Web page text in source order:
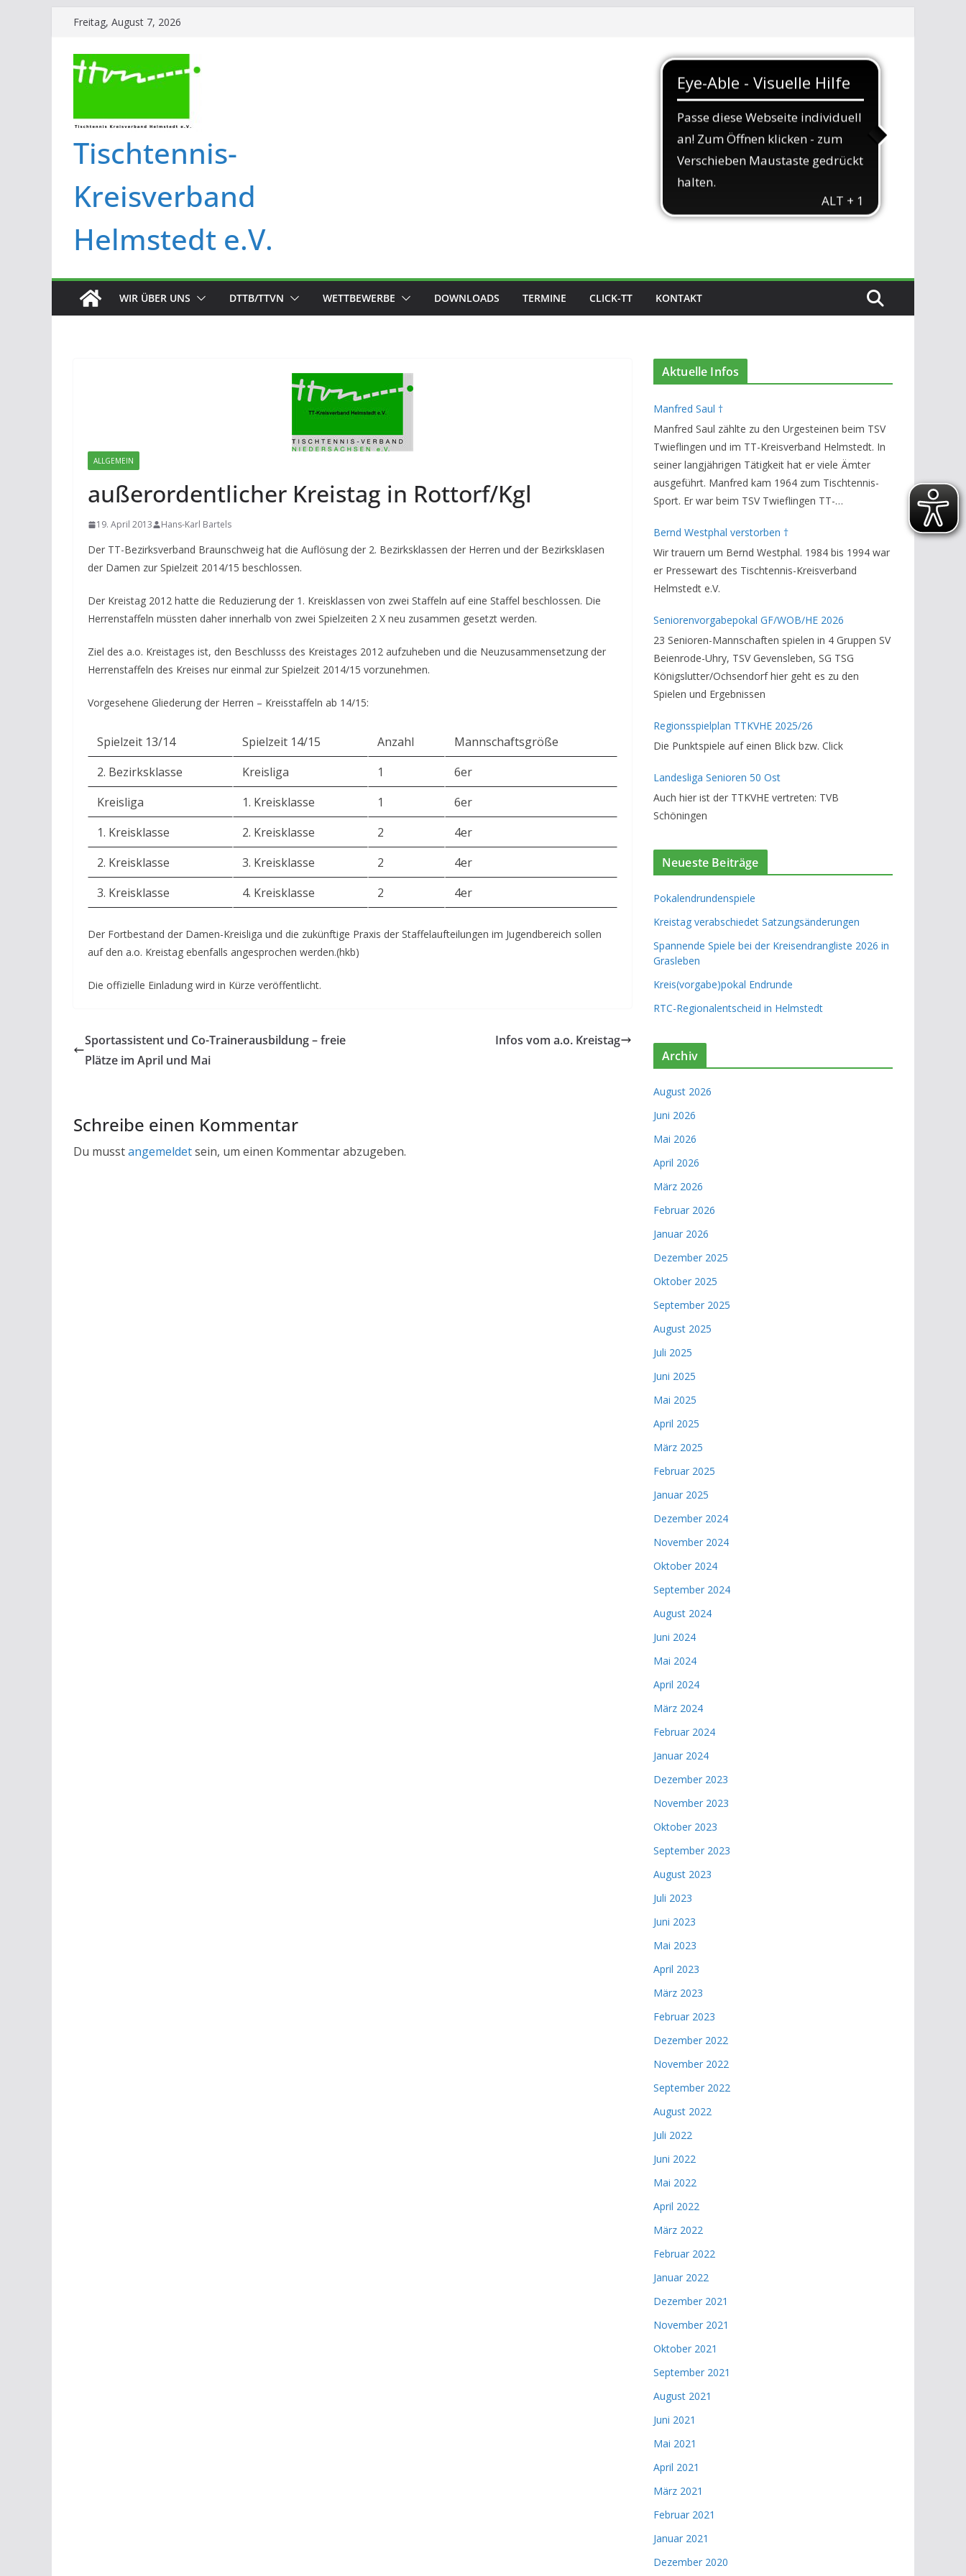
Freitag, August 7, 2026
Tischtennis-
Kreisverband
Helmstedt e.V.
WIR ÜBER UNS DTTB/TTVN WETTBEWERBE DOWNLOADS TERMINE CLICK-TT KONTAKT
ALLGEMEIN
außerordentlicher Kreistag in Rottorf/Kgl
19. April 2013 Hans-Karl Bartels
Der TT-Bezirksverband Braunschweig hat die Auflösung der 2. Bezirksklassen der Herren und der Bezirksklasen
der Damen zur Spielzeit 2014/15 beschlossen.
Der Kreistag 2012 hatte die Reduzierung der 1. Kreisklassen von zwei Staffeln auf eine Staffel beschlossen. Die
Herrenstaffeln müssten daher innerhalb von zwei Spielzeiten 2 X neu zusammen gesetzt werden.
Ziel des a.o. Kreistages ist, den Beschlusss des Kreistages 2012 aufzuheben und die Neuzusammensetzung der
Herrenstaffeln des Kreises nur einmal zur Spielzeit 2014/15 vorzunehmen.
Vorgesehene Gliederung der Herren – Kreisstaffeln ab 14/15:
Spielzeit 13/14 Spielzeit 14/15 Anzahl
Mannschaftsgröße
2. Bezirksklasse
Kreisliga 1
6er
Kreisliga
1. Kreisklasse 1
6er
1. Kreisklasse
2. Kreisklasse 2
4er
2. Kreisklasse
3. Kreisklasse 2
4er
3. Kreisklasse
4. Kreisklasse 2 4er
Der Fortbestand der Damen-Kreisliga und die zukünftige Praxis der Staffelaufteilungen im Jugendbereich sollen
auf den a.o. Kreistag ebenfalls angesprochen werden.(hkb)
Die offizielle Einladung wird in Kürze veröffentlicht.
Sportassistent und Co-Trainerausbildung – freie
Plätze im April und Mai
Infos vom a.o. Kreistag
Schreibe einen Kommentar
Du musstangemeldetsein, um einen Kommentar abzugeben.
Aktuelle Infos
Manfred Saul †
Manfred Saul zählte zu den Urgesteinen beim TSV
Twieflingen und im TT-Kreisverband Helmstedt. In
seiner langjährigen Tätigkeit hat er viele Ämter
ausgeführt. Manfred kam 1964 zum Tischtennis-
Sport. Er war beim TSV Twieflingen TT-
Bezirksverband Brauschweig und den TT-
Kreisverband Helmstedt unterstützte er als
Staffelleiter. Zuletzt war er Vorsitzender des
Rechtsausschusses im Kreisverband. Im stillen
Bernd Westphal verstorben †
Wir trauern um Bernd Westphal. 1984 bis 1994 war
er Pressewart des Tischtennis-Kreisverband
Helmstedt e.V.
Seniorenvorgabepokal GF/WOB/HE 2026
23 Senioren-Mannschaften spielen in 4 Gruppen SV
Beienrode-Uhry, TSV Gevensleben, SG TSG
Königslutter/Ochsendorf hier geht es zu den
Spielen und Ergebnissen
Regionsspielplan TTKVHE 2025/26
Die Punktspiele auf einen Blick bzw. Click
Landesliga Senioren 50 Ost
Auch hier ist der TTKVHE vertreten: TVB
Schöningen
Neueste Beiträge
Pokalendrundenspiele
Kreistag verabschiedet Satzungsänderungen
Spannende Spiele bei der Kreisendrangliste 2026 in
Grasleben
Kreis(vorgabe)pokal Endrunde
RTC-Regionalentscheid in Helmstedt
Archiv
August 2026
Juni 2026
Mai 2026
April 2026
März 2026
Februar 2026
Januar 2026
Dezember 2025
Oktober 2025
September 2025
August 2025
Juli 2025
Juni 2025
Mai 2025
April 2025
März 2025
Februar 2025
Januar 2025
Dezember 2024
November 2024
Oktober 2024
September 2024
August 2024
Juni 2024
Mai 2024
April 2024
März 2024
Februar 2024
Januar 2024
Dezember 2023
November 2023
Oktober 2023
September 2023
August 2023
Juli 2023
Juni 2023
Mai 2023
April 2023
März 2023
Februar 2023
Dezember 2022
November 2022
September 2022
August 2022
Juli 2022
Juni 2022
Mai 2022
April 2022
März 2022
Februar 2022
Januar 2022
Dezember 2021
November 2021
Oktober 2021
September 2021
August 2021
Juni 2021
Mai 2021
April 2021
März 2021
Februar 2021
Januar 2021
Dezember 2020